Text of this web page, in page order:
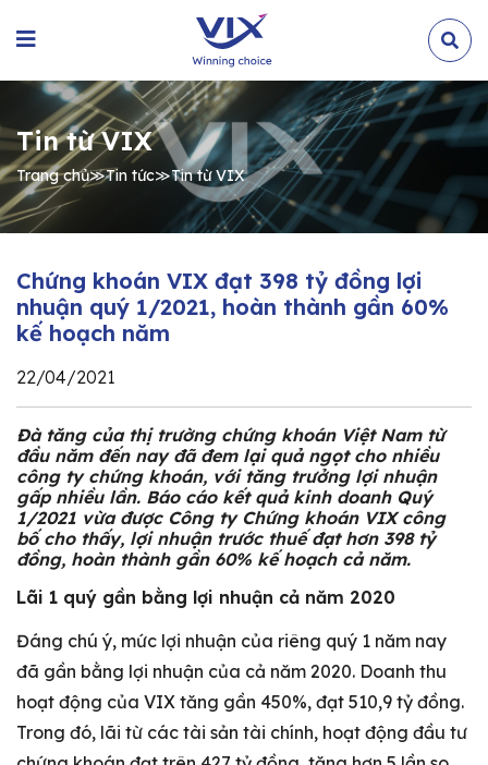
Tin từ VIX
Trang chủ≫Tin tức≫Tin từ VIX
Chứng khoán VIX đạt 398 tỷ đồng lợi
nhuận quý 1/2021, hoàn thành gần 60%
kế hoạch năm
22/04/2021
Đà tăng của thị trường chứng khoán Việt Nam từ
đầu năm đến nay đã đem lại quả ngọt cho nhiều
công ty chứng khoán, với tăng trưởng lợi nhuận
gấp nhiều lần. Báo cáo kết quả kinh doanh Quý
1/2021 vừa được Công ty Chứng khoán VIX công
bố cho thấy, lợi nhuận trước thuế đạt hơn 398 tỷ
đồng, hoàn thành gần 60% kế hoạch cả năm.
Lãi 1 quý gần bằng lợi nhuận cả năm 2020
Đáng chú ý, mức lợi nhuận của riêng quý 1 năm nay
đã gần bằng lợi nhuận của cả năm 2020. Doanh thu
hoạt động của VIX tăng gần 450%, đạt 510,9 tỷ đồng.
Trong đó, lãi từ các tài sản tài chính, hoạt động đầu tư